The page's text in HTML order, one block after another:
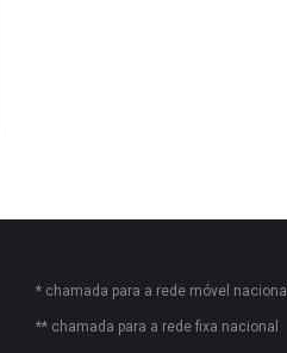
* chamada para a rede móvel nacional
** chamada para a rede fixa nacional